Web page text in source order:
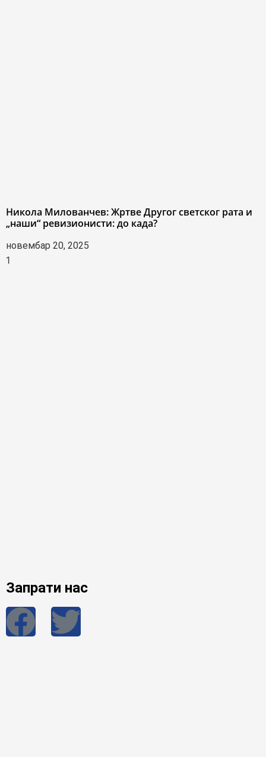
Никола Милованчев: Жртве Другог светског рата и
„наши“ ревизионисти: до када?
новембар 20, 2025
Запрати нас